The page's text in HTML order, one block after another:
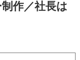
作／社長は